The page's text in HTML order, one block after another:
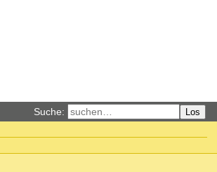
Suche: Los